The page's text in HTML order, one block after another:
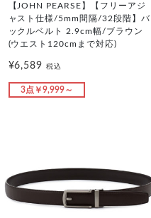
【JOHN PEARSE】【フリーアジ
ャスト仕様/5mm間隔/32段階】バ
ックルベルト 2.9cm幅/ブラウン
(ウエスト120cmまで対応)
¥6,589税込
3点￥9,999～